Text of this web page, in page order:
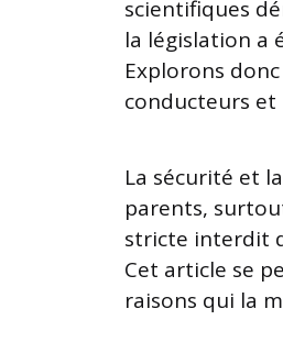
scientifiques
la législation a
Explorons
conducteurs et
La sécurité et
parents,
stricte interdit
Cet article se
raisons qui la